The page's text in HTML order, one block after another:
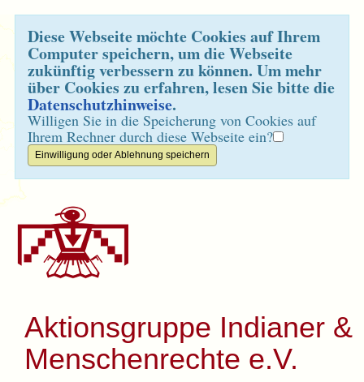
Diese Webseite möchte Cookies auf Ihrem
Computer speichern, um die Webseite
zukünftig verbessern zu können. Um mehr
über Cookies zu erfahren, lesen Sie bitte die
Datenschutzhinweise.
Willigen Sie in die Speicherung von Cookies auf
Ihrem Rechner durch diese Webseite ein?
Aktionsgruppe Indianer &
Menschenrechte e.V.